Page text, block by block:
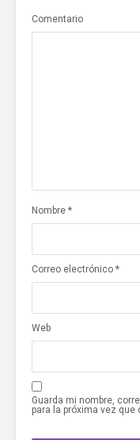
Comentario
Nombre *
Correo electrónico *
Web
Guarda mi nombre,
para la próxima vez que